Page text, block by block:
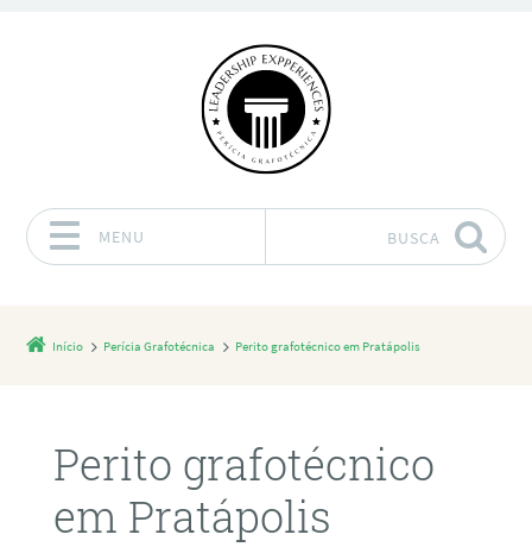
MENU BUSCA
Início Perícia Grafotécnica Perito grafotécnico em Pratápolis
Perito grafotécnico
em Pratápolis